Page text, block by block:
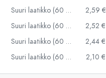
Suuri laatikko (60 kpl) 2,59 €
Suuri laatikko (60 kpl) 2,52 €
Suuri laatikko (60 kpl) 2,44 €
Suuri laatikko (60 kpl) 2,10 €